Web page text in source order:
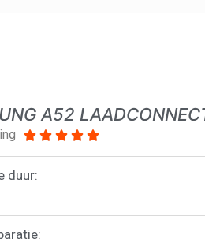
A52
    
duur: